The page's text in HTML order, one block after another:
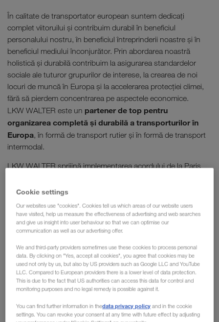
În calitate de transportator european suntem dedicați
complet viitoruilui și contribuim durabil în beneficiul
personalului nostru, în beneficiul întreprinderii noastre și în
beneficiul mediului înconjurător. Prin abordarea noastră
holistică și durabilă contribuim la asigurarea standardelor
sociale ale tuturor grupurilor de interese, la crearea de noi
locuri de muncă în Europa și la accelerarea protecției climei,
fără să pierdem concentrarea pe aspectele economice.
LKW WALTER este un partener de top pentru
organizarea completă și durabilă a transporturilor în
Europa, în formă de transport rutier și în formă de transport
intermodal.
LKW WALTER sprijină implementarea acordului de la Paris
precum și obiectivele Comisiei Europene în sensul „GREEN
DEAL”. De asemenea, ne obligăm la implementarea inițiativei
modiale Science Based Target Initiative (SBTi), busola
noastră pe acest drum plin de provocări.
În calitatea noastră de
întreprindere obiectivele
noastre includ protejarea
Cookie settings
Our websites use "cookies". Cookies tell us which areas of our website users
have visited, help us measure the effectiveness of advertising and web searches
and give us insight into user behaviour so that we can optimise our
communication as well as our advertising offer.
We and third-party providers sometimes use these cookies to process personal
data. By clicking on "Yes, accept all cookies", you agree that cookies may be
used not only by us, but also by US providers such as Google LLC and YouTube
LLC. Compared to European providers there is a lower level of data protection.
This is due to the fact that US authorities can access this data for control and
monitoring purposes and no legal remedy is possible against it.
You can find further information in thedata privacy policy and in the cookie
settings. You can revoke your consent at any time with future effect by adjusting